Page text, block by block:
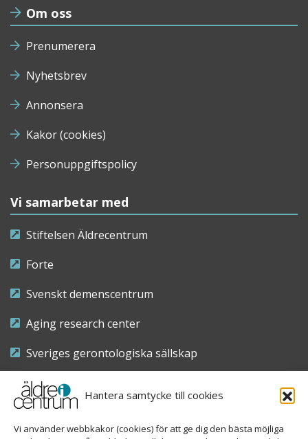
Hantera samtycke till cookies
Vi använder webbkakor (cookies) för att ge dig den bästa möjliga
Om oss
Prenumerera
Nyhetsbrev
Annonsera
Kakor (cookies)
Personuppgiftspolicy
Vi samarbetar med
Stiftelsen Äldrecentrum
Forte
Svenskt demenscentrum
Aging research center
Sveriges gerontologiska sällskap
Riksföreningen för sjuksköterskor inom äldre- och
demensvård
Nationellt kompetenscentrum anhöriga